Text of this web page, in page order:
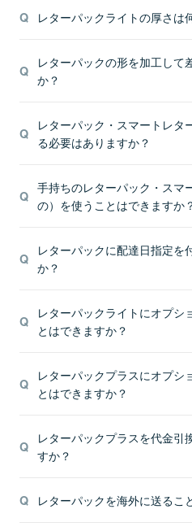
レターパックライトの厚さは
レターパックの形を加工して
か？
レターパック・スマートレタ
る必要はありますか？
手持ちのレターパック・スマ
の）を使うことはできますか
レターパックに配達日指定を
か？
レターパックライトにオプシ
とはできますか？
レターパックプラスにオプシ
とはできますか？
レターパックプラスを代金引
すか？
レターパックを海外に送るこ